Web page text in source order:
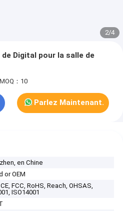
3/4
Digital pour la salle de
MOQ：10
Parlez Maintenant.
en Chine
or OEM
FCC, RoHS, Reach, OHSAS,
ISO14001